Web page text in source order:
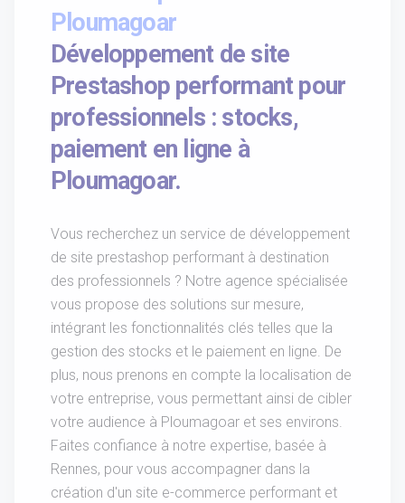
Ploumagoar
Développement de site
Prestashop performant pour
professionnels : stocks,
paiement en ligne à
Ploumagoar.
Vous recherchez un service de développement
de site prestashop performant à destination
des professionnels ? Notre agence spécialisée
vous propose des solutions sur mesure,
intégrant les fonctionnalités clés telles que la
gestion des stocks et le paiement en ligne. De
plus, nous prenons en compte la localisation de
votre entreprise, vous permettant ainsi de cibler
votre audience à Ploumagoar et ses environs.
Faites confiance à notre expertise, basée à
Rennes, pour vous accompagner dans la
création d'un site e-commerce performant et